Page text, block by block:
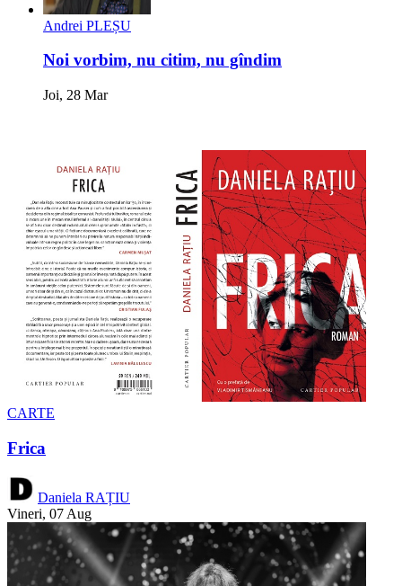
Andrei PLEȘU
Noi vorbim, nu citim, nu gîndim
Joi, 28 Mar
CARTE
Frica
Daniela RAȚIU
Vineri, 07 Aug